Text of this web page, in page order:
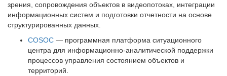
зрения, сопровождения объектов в видеопотоках, интеграции
информационных систем и подготовки отчетности на основе
структурированных данных.
COSOC — программная платформа ситуационного
центра для информационно-аналитической поддержки
процессов управления состоянием объектов и
территорий.